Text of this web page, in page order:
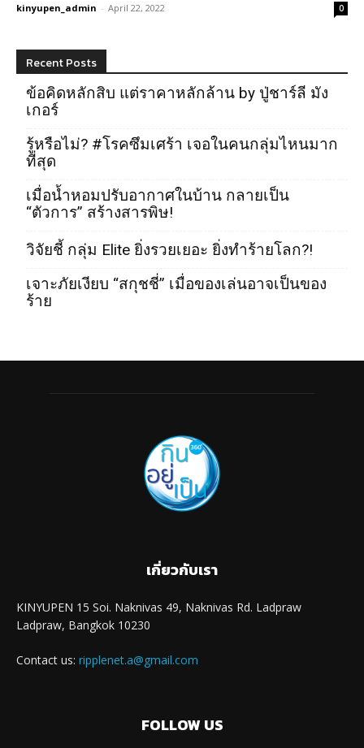
kinyupen_admin - April 22, 2022 0
Recent Posts
ข้อคิดหลักสิบ แต่ราคาหลักล้าน by ปู่ชาร์ลี มัง
เกอร์
รู้หรือไม่? #โรคซึมเศร้า เจอในคนกลุ่มไหนมาก
ที่สุด
เมื่อน้ำหอมปรับอากาศในบ้าน กลายเป็น
“ตัวการ” สร้างสารพิษ!
วิจัยชี้ กลุ่ม Elite ยิ่งรวยเยอะ ยิ่งทำร้ายโลก?!
เจาะภัยเงียบ “สกุชชี่” เมื่อของเล่นอาจเป็นของ
ร้าย
เกี่ยวกับเรา
KINYUPEN 15 Soi. Naknivas 49, Naknivas Rd. Ladpraw
Ladpraw, Bangkok 10230
Contact us: ripplenet.a@gmail.com
FOLLOW US